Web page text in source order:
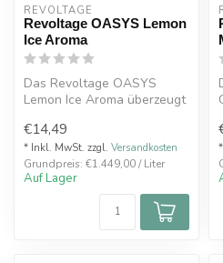
REVOLTAGE
Revoltage OASYS Lemon
Ice Aroma
Das Revoltage OASYS
Lemon Ice Aroma überzeugt
Geschmack sprit...
€14,49
* Inkl. MwSt. zzgl. Versandkosten
Grundpreis: €1.449,00 / Liter
Auf Lager